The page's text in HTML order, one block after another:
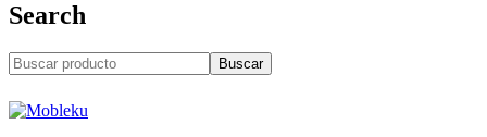
Search
Buscar